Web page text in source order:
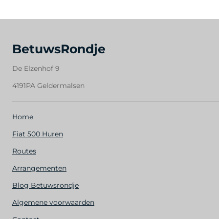
BetuwsRondje
De Elzenhof 9
4191PA Geldermalsen
Home
Fiat 500 Huren
Routes
Arrangementen
Blog Betuwsrondje
Algemene voorwaarden